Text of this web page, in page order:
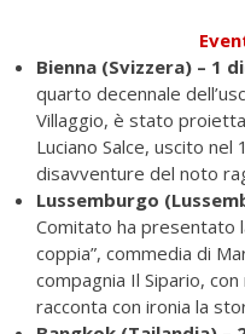
Bienna (Svizzera) – 1
quarto decennale
Villaggio, è stato
Luciano Salce, uscito nel
disavventure del noto
Lussemburgo
Comitato ha presentato
coppia”, commedia di
compagnia Il Sipario,
racconta con ironia la